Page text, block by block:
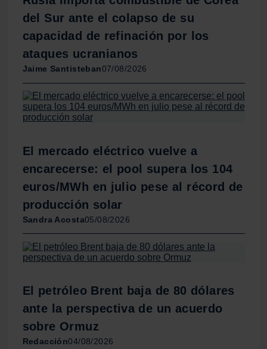
nuestros partners de redes sociales, publicidad y análisis
web, quienes pueden combinarla con otra información
que les haya proporcionado o que hayan recopilado a
partir del uso que haya hecho de sus servicios.
del Sur ante el colapso de su
capacidad de refinación por los
ataques ucranianos
Jaime Santisteban07/08/2026
El mercado eléctrico vuelve a
encarecerse: el pool supera los 104
euros/MWh en julio pese al récord de
producción solar
Sandra Acosta05/08/2026
El petróleo Brent baja de 80 dólares
ante la perspectiva de un acuerdo
sobre Ormuz
Redacción04/08/2026